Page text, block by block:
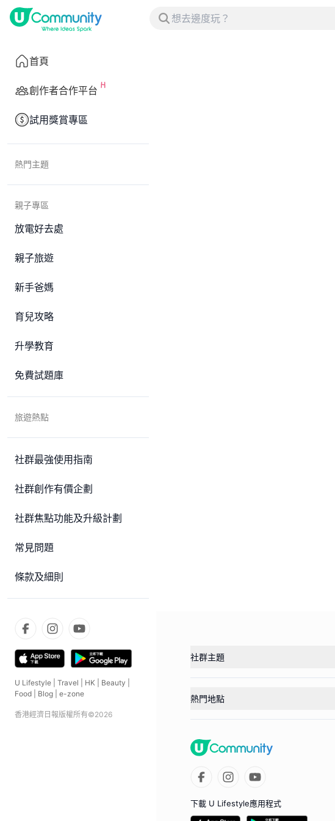
首頁
創作者合作平台
試用獎賞專區
熱門主題
親子專區
放電好去處
親子旅遊
新手爸媽
育兒攻略
升學教育
免費試題庫
旅遊熱點
社群最強使用指南
社群創作有價企劃
社群焦點功能及升級計劃
常見問題
條款及細則
U Lifestyle Travel HK Beauty
Food
Blog e-zone
香港經濟日報版權所有©2026
社群主題
熱門地點
下載 U Lifestyle應用程式